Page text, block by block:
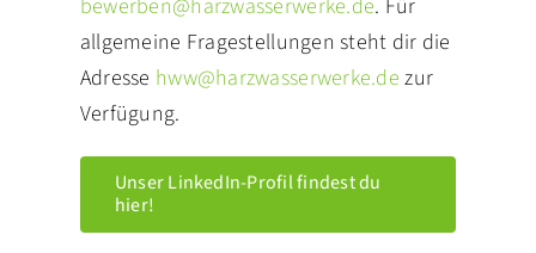
bewerben@harzwasserwerke.de. Für
allgemeine Fragestellungen steht dir die
Adresse hww@harzwasserwerke.de zur
Verfügung.
Unser LinkedIn-Profil findest du
hier!